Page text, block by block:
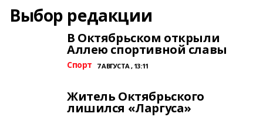
Выбор редакции
В Октябрьском открыли
Аллею спортивной славы
Спорт 7 АВГУСТА , 13:11
Житель Октябрьского
лишился «Ларгуса»